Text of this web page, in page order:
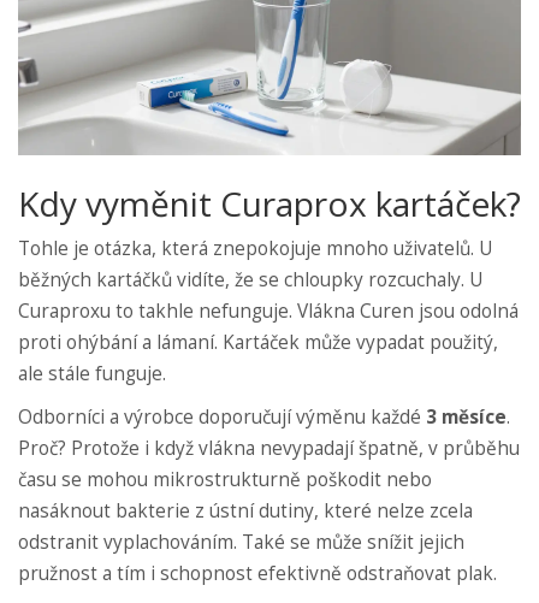
Kdy vyměnit Curaprox kartáček?
Tohle je otázka, která znepokojuje mnoho uživatelů. U
běžných kartáčků vidíte, že se chloupky rozcuchaly. U
Curaproxu to takhle nefunguje. Vlákna Curen jsou odolná
proti ohýbání a lámaní. Kartáček může vypadat použitý,
ale stále funguje.
Odborníci a výrobce doporučují výměnu každé 3 měsíce.
Proč? Protože i když vlákna nevypadají špatně, v průběhu
času se mohou mikrostrukturně poškodit nebo
nasáknout bakterie z ústní dutiny, které nelze zcela
odstranit vyplachováním. Také se může snížit jejich
pružnost a tím i schopnost efektivně odstraňovat plak.